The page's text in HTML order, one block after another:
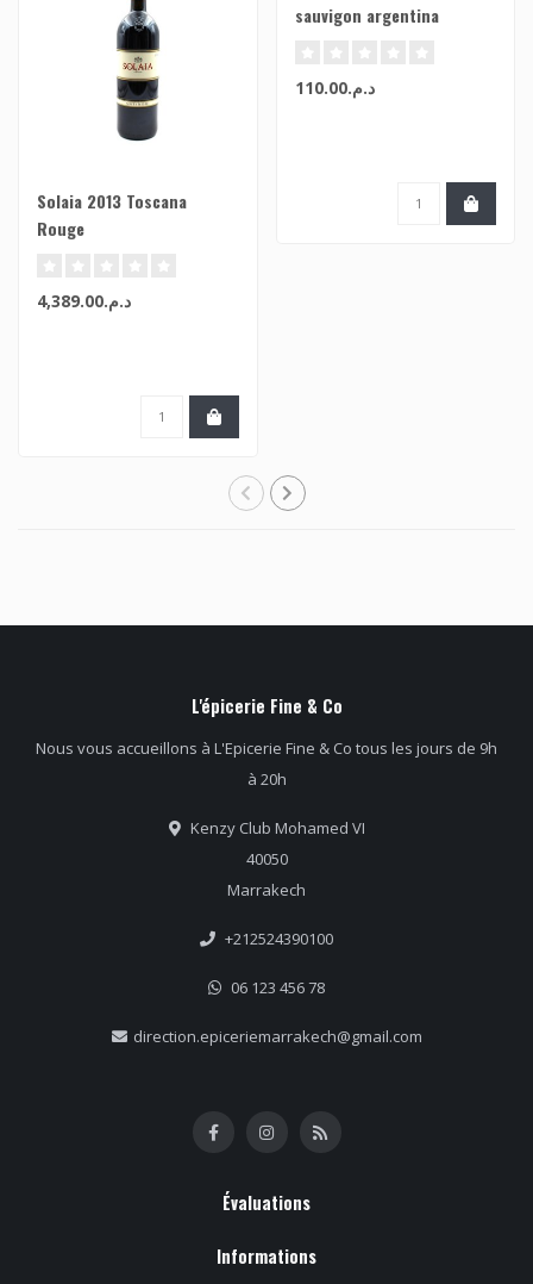
Solaia 2013 Toscana
Rouge
د.م.4,389.00
sauvigon argentina
د.م.110.00
L'épicerie Fine & Co
Nous vous accueillons à L'Epicerie Fine & Co tous les jours de 9h
à 20h
Kenzy Club Mohamed VI
40050
Marrakech
+212524390100
06 123 456 78
direction.epiceriemarrakech@gmail.com
Évaluations
Informations